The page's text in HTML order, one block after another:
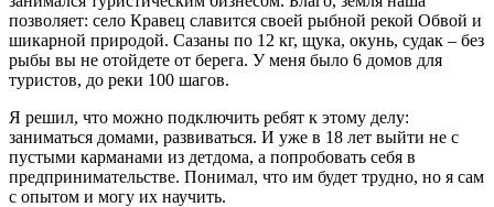
позволяет: село Кравец славится своей рыбной рекой Обвой и
шикарной природой. Сазаны по 12 кг, щука, окунь, судак – без
рыбы вы не отойдете от берега. У меня было 6 домов для
туристов, до реки 100 шагов.
Я решил, что можно подключить ребят к этому делу:
заниматься домами, развиваться. И уже в 18 лет выйти не с
пустыми карманами из детдома, а попробовать себя в
предпринимательстве. Понимал, что им будет трудно, но я сам
с опытом и могу их научить.